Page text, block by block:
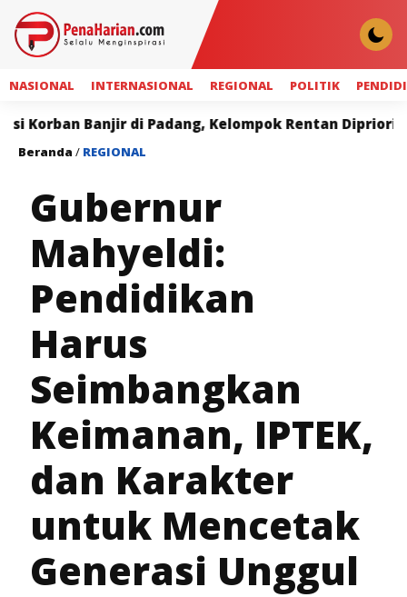
NASIONAL INTERNASIONAL REGIONAL POLITIK
di Padang, Kelompok Rentan Diprioritaskan
Beranda / REGIONAL
Gubernur
Mahyeldi:
Pendidikan
Harus
Seimbangkan
Keimanan, IPTEK,
dan Karakter
untuk Mencetak
Generasi Unggul